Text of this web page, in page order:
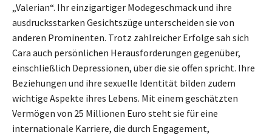
„Valerian“. Ihr einzigartiger Modegeschmack und ihre
ausdrucksstarken Gesichtszüge unterscheiden sie von
anderen Prominenten. Trotz zahlreicher Erfolge sah sich
Cara auch persönlichen Herausforderungen gegenüber,
einschließlich Depressionen, über die sie offen spricht. Ihre
Beziehungen und ihre sexuelle Identität bilden zudem
wichtige Aspekte ihres Lebens. Mit einem geschätzten
Vermögen von 25 Millionen Euro steht sie für eine
internationale Karriere, die durch Engagement,